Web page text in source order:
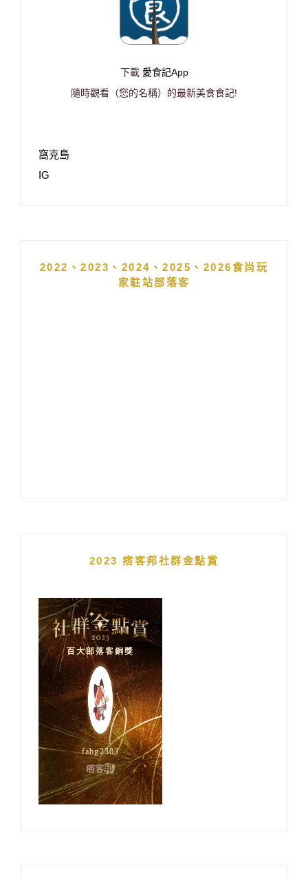
下載 愛食記App
隨時觀看（您的名稱）的最新美食食記!
窩克島
IG
2022、2023、2024、2025、2026食尚玩
家駐站部落客
2023 痞客邦社群金點賞